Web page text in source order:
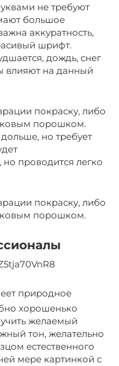
не требуют
большое
аккуратность,
шрифт.
дождь, снег
влияют на данный
покраску, либо
порошком.
но требует
проводится легко
покраску, либо
порошком.
природное
хорошенько
желаемый
тон, желательно
естественного
мере картинкой с